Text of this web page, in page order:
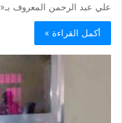
علي عبد الرحمن المعروف
أكمل القراءة »